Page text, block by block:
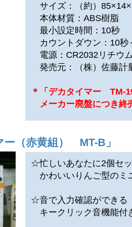
サイズ：（約）
本体材質：ABS樹脂
最小設定時間：10秒
カウントダウン：10秒
電源：CR2032リチウ
発売元：（株）佐藤計
＊「デカタイマー TM-
メーカー廃盤につき終
ー（赤黄組） MT-B 」
☆忙しいあなたに2個セ
かわいいりんご型のミ
☆音で入力確認ができる
キークリック音機能付